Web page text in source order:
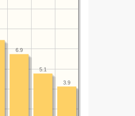
3.9
5.1
6.9